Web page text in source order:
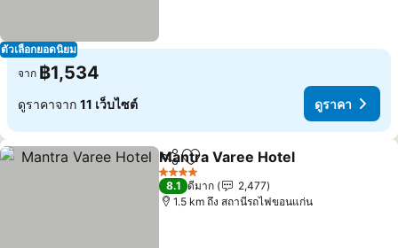
ตัวเลือกยอดนิยม
จาก ฿1,534
ดูราคาจาก 11 เว็บไซต์ ดูราคา
แชร์ เพิ่มในรายการโปรด
Mantra Varee Hotel
4 ดาว
8.1 ดีมาก
2,477
1.5 km ถึง สถานีรถไฟขอนแก่น